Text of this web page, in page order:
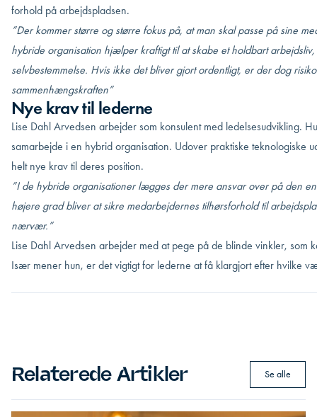
forhold på arbejdspladsen.
”Der kommer større og større fokus på, at man skal passe på sine
hybride organisation hjælper kraftigt til at skabe et holdbart
selvbestemmelse. Hvis ikke det bliver gjort ordentligt, er der dog
sammenhængskraften”
Nye krav til lederne
Lise Dahl Arvedsen arbejder som konsulent med ledelsesudvikling.
samarbejde i en hybrid organisation. Udover praktiske teknologiske
helt nye krav til deres position.
”I de hybride organisationer lægges der mere ansvar over på den
højere grad bliver at sikre medarbejdernes tilhørsforhold til
nærvær.”
Lise Dahl Arvedsen arbejder med at pege på de blinde vinkler, som
Især mener hun, er det vigtigt for lederne at få klargjort efter hvilke
Relaterede Artikler Se alle